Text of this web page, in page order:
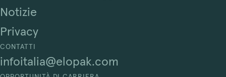
Notizie
Privacy
CONTATTI
infoitalia@elopak.com